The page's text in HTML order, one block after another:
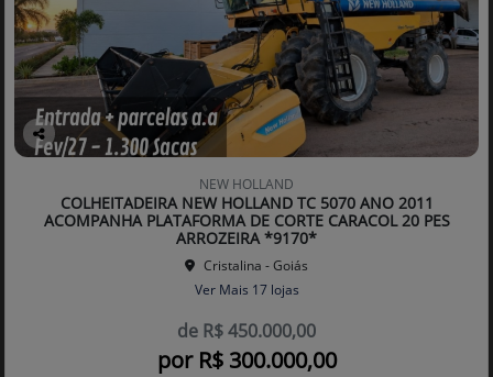
Co
lhe
NEW HOLLAND
COLHEITADEIRA NEW HOLLAND TC 5070 ANO 2011
ACOMPANHA PLATAFORMA DE CORTE CARACOL 20 PES
ARROZEIRA *9170*
Cristalina - Goiás
Ver Mais 17 lojas
de R$ 450.000,00
por R$ 300.000,00